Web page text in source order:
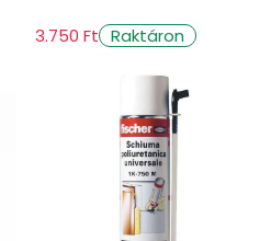
3.750 Ft Raktáron